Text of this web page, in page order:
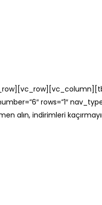
rows=”1″
alın, indirimleri